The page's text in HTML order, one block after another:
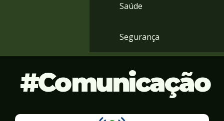
Saúde
Segurança
Comunicação